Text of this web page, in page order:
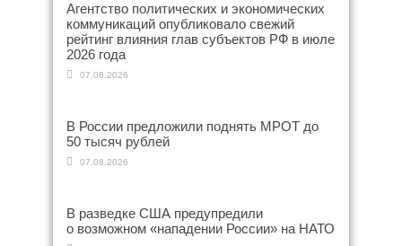
Агентство политических и экономических
коммуникаций опубликовало свежий
рейтинг влияния глав субъектов РФ в июле
2026 года
07.08.2026
В России предложили поднять МРОТ до
50 тысяч рублей
07.08.2026
В разведке США предупредили
о возможном «нападении России» на НАТО